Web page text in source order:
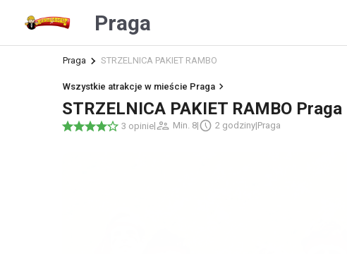
Praga
Praga STRZELNICA PAKIET RAMBO
Wszystkie atrakcje w mieście Praga
STRZELNICA PAKIET RAMBO Praga
3 opinie| Min. 8| 2 godziny|Praga